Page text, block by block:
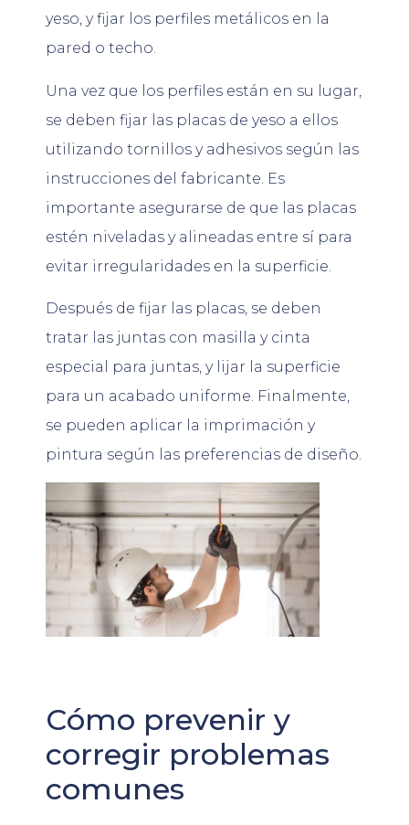
yeso, y fijar los perfiles metálicos en la
pared o techo.
Una vez que los perfiles están en su lugar,
se deben fijar las placas de yeso a ellos
utilizando tornillos y adhesivos según las
instrucciones del fabricante. Es
importante asegurarse de que las placas
estén niveladas y alineadas entre sí para
evitar irregularidades en la superficie.
Después de fijar las placas, se deben
tratar las juntas con masilla y cinta
especial para juntas, y lijar la superficie
para un acabado uniforme. Finalmente,
se pueden aplicar la imprimación y
pintura según las preferencias de diseño.
Cómo prevenir y
corregir problemas
comunes